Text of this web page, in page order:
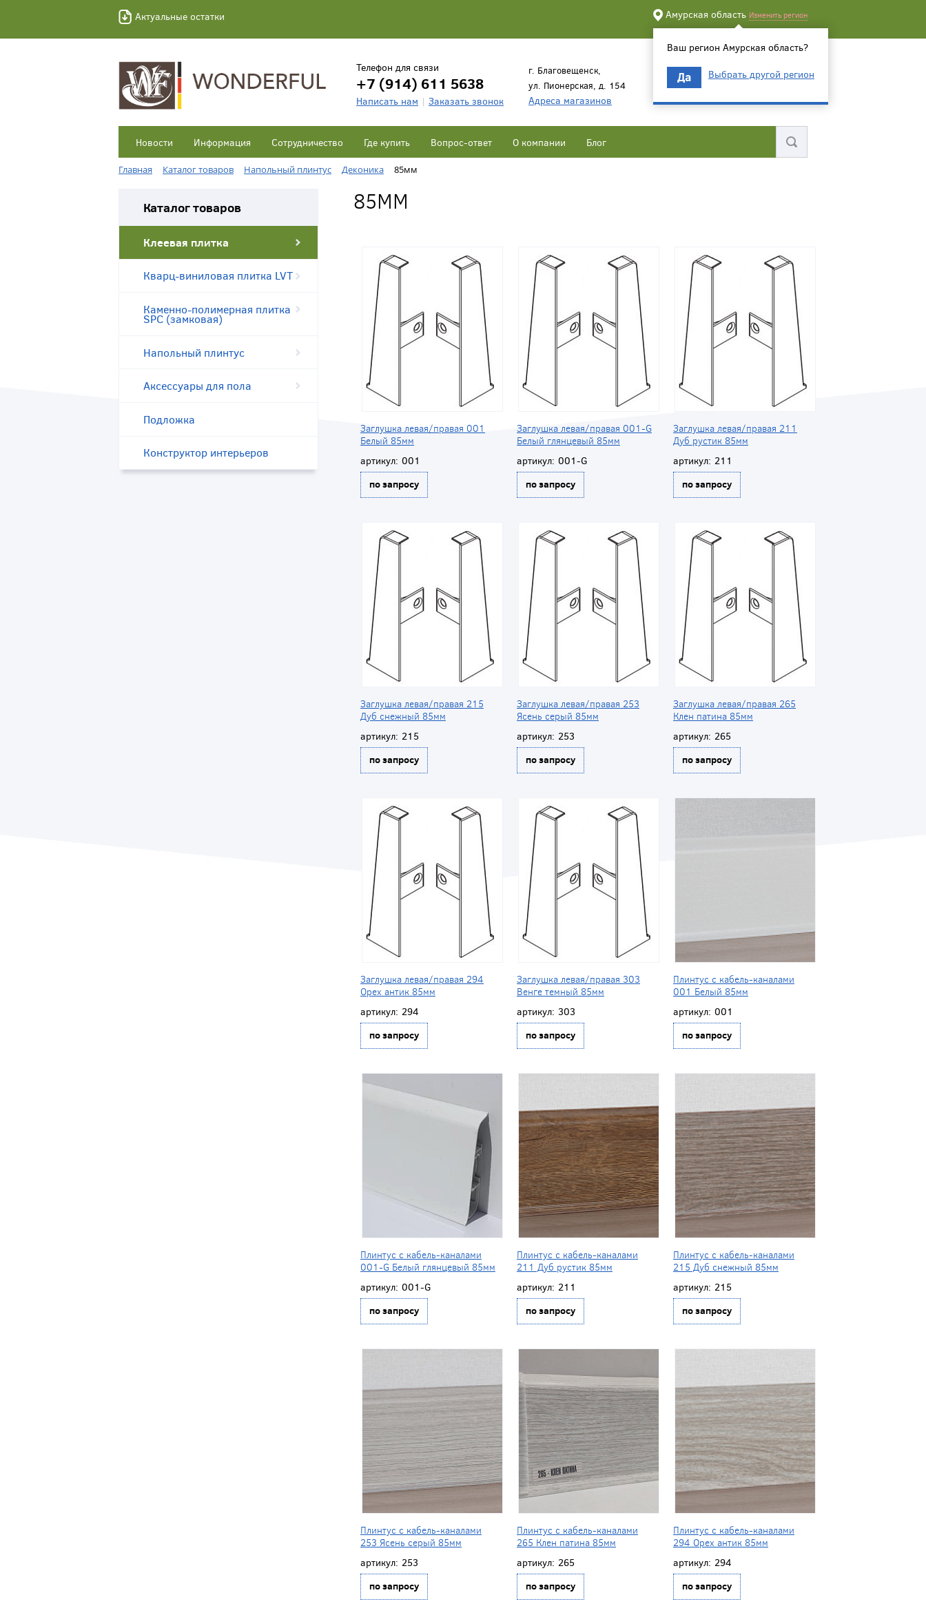
Актуальные остатки Амурская область Изменить регион
Ваш регион Амурская область?
Да Выбрать другой регион
Телефон для связи
+7 (914) 611 5638
Написать нам Заказать звонок
г. Благовещенск,
ул. Пионерская, д. 154
Адреса магазинов
Новости Информация Сотрудничество Где купить Вопрос-ответ О компании Блог
Главная Каталог товаров Напольный плинтус Деконика 85мм
Каталог товаров
Клеевая плитка
Кварц-виниловая плитка LVT
Каменно-полимерная плитка
SPC (замковая)
Напольный плинтус
Аксессуары для пола
Подложка
Конструктор интерьеров
85ММ
Заглушка левая/правая 001
Белый 85мм
артикул: 001
по запросу
Заглушка левая/правая 001-G
Белый глянцевый 85мм
артикул: 001-G
по запросу
Заглушка левая/правая 211
Дуб рустик 85мм
артикул: 211
по запросу
Заглушка левая/правая 215
Дуб снежный 85мм
артикул: 215
по запросу
Заглушка левая/правая 253
Ясень серый 85мм
артикул: 253
по запросу
Заглушка левая/правая 265
Клен патина 85мм
артикул: 265
по запросу
Заглушка левая/правая 294
Орех антик 85мм
артикул: 294
по запросу
Заглушка левая/правая 303
Венге темный 85мм
артикул: 303
по запросу
Плинтус с кабель-каналами
001 Белый 85мм
артикул: 001
по запросу
Плинтус с кабель-каналами
001-G Белый глянцевый 85мм
артикул: 001-G
по запросу
Плинтус с кабель-каналами
211 Дуб рустик 85мм
артикул: 211
по запросу
Плинтус с кабель-каналами
215 Дуб снежный 85мм
артикул: 215
по запросу
Плинтус с кабель-каналами
253 Ясень серый 85мм
артикул: 253
по запросу
Плинтус с кабель-каналами
265 Клен патина 85мм
артикул: 265
по запросу
Плинтус с кабель-каналами
294 Орех антик 85мм
артикул: 294
по запросу